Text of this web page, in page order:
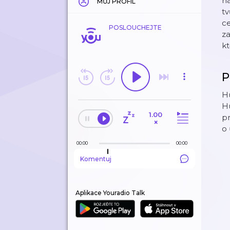
POSLOUCHEJTE
1.00
×
00:00 00:00
Komentuj
Aplikace Youradio Talk
o